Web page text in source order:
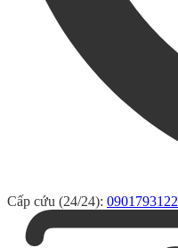
Cấp cứu (24/24): 0901793122